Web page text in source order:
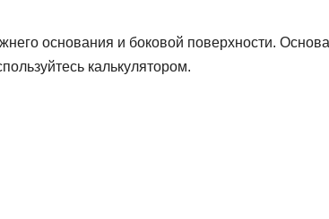
основания и боковой поверхности.
калькулятором.